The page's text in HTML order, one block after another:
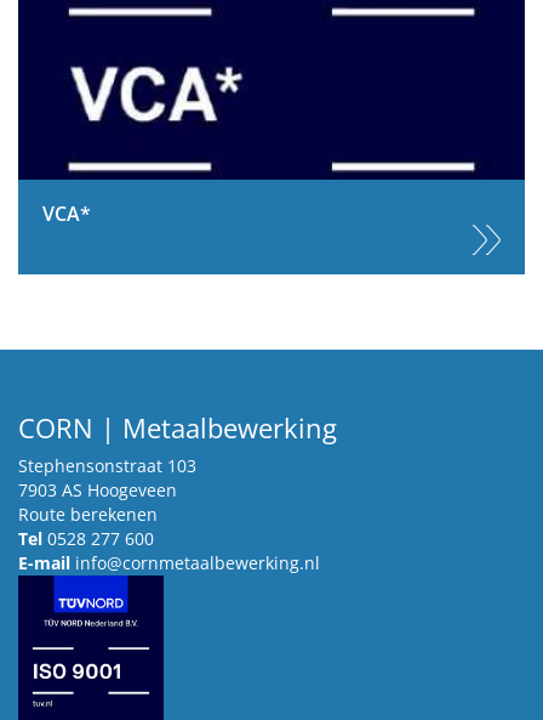
VCA*
CORN | Metaalbewerking
Stephensonstraat 103
7903 AS Hoogeveen
Route berekenen
Tel 0528 277 600
E-mail info@cornmetaalbewerking.nl